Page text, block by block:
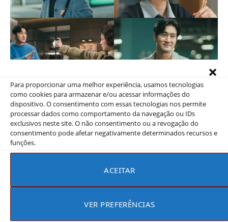
Para proporcionar uma melhor experiência, usamos tecnologias
como cookies para armazenar e/ou acessar informações do
dispositivo. O consentimento com essas tecnologias nos permite
processar dados como comportamento da navegação ou IDs
exclusivos neste site. O não consentimento ou a revogação do
consentimento pode afetar negativamente determinados recursos e
funções.
ACEITAR
VER PREFERÊNCIAS